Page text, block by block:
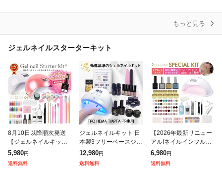
もっと見る
ジェルネイルスターターキット
8月10日以降順次発送
【ジェルネイルキッ
ト】プチプラ 290点 ジ
ェルネイルスターター
5,980円
送料無料
ジェルネイルキット 日
本製3フリーベースジェ
ルトップジェル 初心者
も安心の日焼けしない
12,980円
送料無料
【2026年最新リニュー
アル!ネイルインフルエ
ンサー監修】ジェルネ
イルキット マグネット
6,980円
送料無料